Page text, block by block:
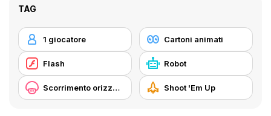
TAG
1 giocatore Cartoni animati
Flash Robot
Scorrimento orizzontale Shoot 'Em Up